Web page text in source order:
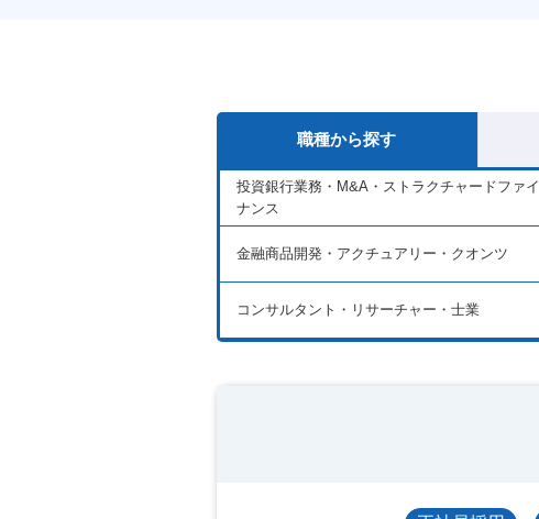
職種から探す
投資銀行業務・M&A・ストラクチャードファイ
ナンス
金融商品開発・アクチュアリー・クオンツ
コンサルタント・リサーチャー・士業